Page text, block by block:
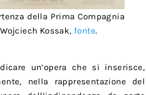
della Prima Compagnia
Kossak, fonte.
un’opera che si inserisce,
nella rappresentazione del